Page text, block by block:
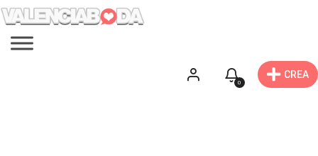
0
CREA